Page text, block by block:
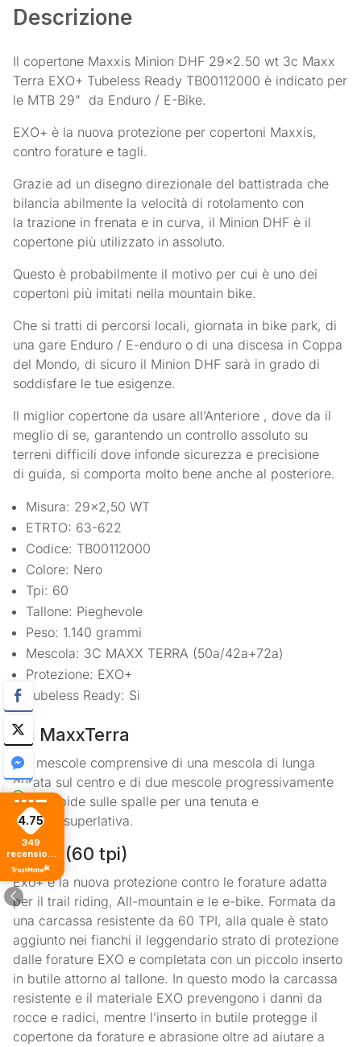
Descrizione
Il copertone Maxxis Minion DHF 29×2.50 wt 3c Maxx
Terra EXO+ Tubeless Ready TB00112000 è indicato per
le MTB 29" da Enduro / E-Bike.
EXO+ è la nuova protezione per copertoni Maxxis,
contro forature e tagli.
Grazie ad un disegno direzionale del battistrada che
bilancia abilmente la velocità di rotolamento con
la trazione in frenata e in curva, il Minion DHF è il
copertone più utilizzato in assoluto.
Questo è probabilmente il motivo per cui è uno dei
copertoni più imitati nella mountain bike.
Che si tratti di percorsi locali, giornata in bike park, di
una gare Enduro / E-enduro o di una discesa in Coppa
del Mondo, di sicuro il Minion DHF sarà in grado di
soddisfare le tue esigenze.
Il miglior copertone da usare all’Anteriore , dove da il
meglio di se, garantendo un controllo assoluto su
terreni difficili dove infonde sicurezza e precisione
di guida, si comporta molto bene anche al posteriore.
Misura: 29×2,50 WT
ETRTO: 63-622
Codice: TB00112000
Colore: Nero
Tpi: 60
Tallone: Pieghevole
Peso: 1.140 grammi
Mescola: 3C MAXX TERRA (50a/42a+72a)
Protezione: EXO+
Tubeless Ready: Si
3c MaxxTerra
Tre mescole comprensive di una mescola di lunga
durata sul centro e di due mescole progressivamente
più morbide sulle spalle per una tenuta e
stabilità superlativa.
EXO+ (60 tpi)
Exo+ è la nuova protezione contro le forature adatta
per il trail riding, All-mountain e le e-bike. Formata da
una carcassa resistente da 60 TPI, alla quale è stato
aggiunto nei fianchi il leggendario strato di protezione
dalle forature EXO e completata con un piccolo inserto
in butile attorno al tallone. In questo modo la carcassa
resistente e il materiale EXO prevengono i danni da
rocce e radici, mentre l’inserto in butile protegge il
copertone da forature e abrasione oltre ad aiutare a
4.75
349
recensioni
di tutti i
tempi